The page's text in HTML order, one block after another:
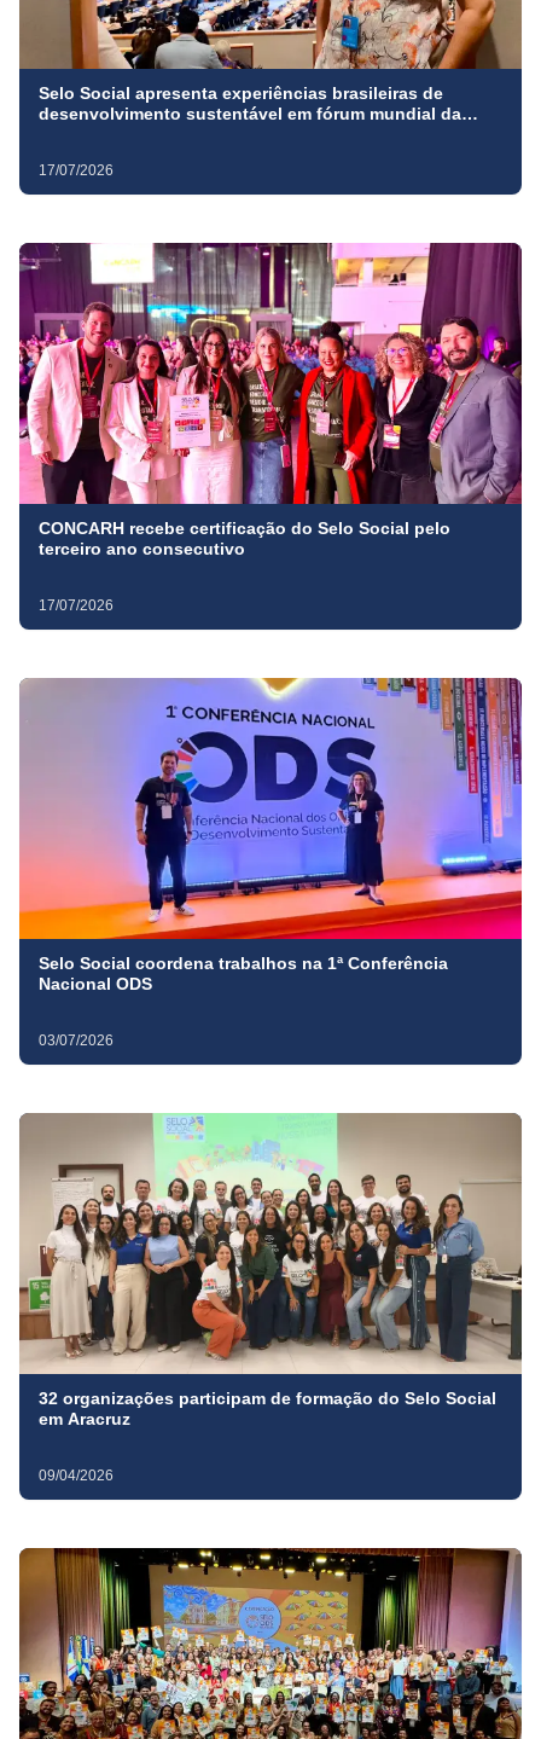
Selo Social apresenta experiências brasileiras de
desenvolvimento sustentável em fórum mundial da
17/07/2026
CONCARH recebe certificação do Selo Social pelo
terceiro ano consecutivo
17/07/2026
Selo Social coordena trabalhos na 1ª Conferência
Nacional ODS
03/07/2026
32 organizações participam de formação do Selo Social
em Aracruz
09/04/2026